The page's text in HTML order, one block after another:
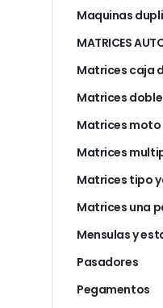
Maquinas
MATRICES
Matrices caja
Matrices
Matrices moto
Matrices
Matrices tipo
Matrices una
Mensulas y
Pasadores
Pegamentos